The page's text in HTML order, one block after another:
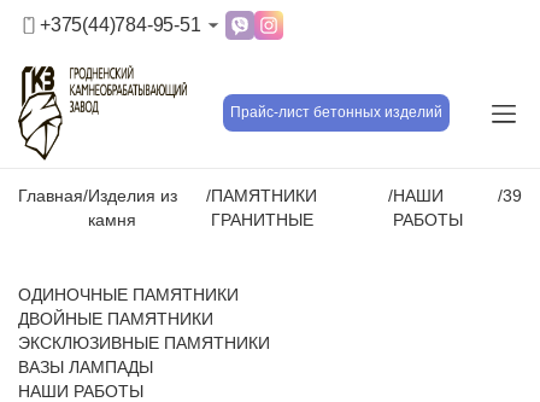
+375(44)784-95-51
Прайс-лист бетонных изделий
Главная/Изделия из
камня
/ПАМЯТНИКИ
ГРАНИТНЫЕ
/НАШИ
РАБОТЫ
/39
ОДИНОЧНЫЕ ПАМЯТНИКИ
ДВОЙНЫЕ ПАМЯТНИКИ
ЭКСКЛЮЗИВНЫЕ ПАМЯТНИКИ
ВАЗЫ ЛАМПАДЫ
НАШИ РАБОТЫ